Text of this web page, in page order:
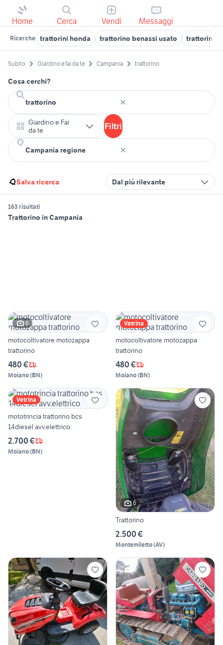
Home Cerca Vendi Messaggi
Ricerche trattorini honda trattorino benassi usato trattorino
Subito Giardino e fai da te Campania trattorino
Cosa cerchi?
Giardino e Fai
da te
Filtri
Salva ricerca Dal più rilevante
163 risultati
Trattorino in Campania
6
motocoltivatore motozappa
trattorino
480 €
Moiano(BN)
Vetrina
motocoltivatore motozappa
trattorino
480 €
Moiano(BN)
Vetrina
mototrincia trattorino bcs
14diesel avv.elettrico
2.700 €
Moiano(BN)
6
Trattorino
2.500 €
Montemiletto(AV)